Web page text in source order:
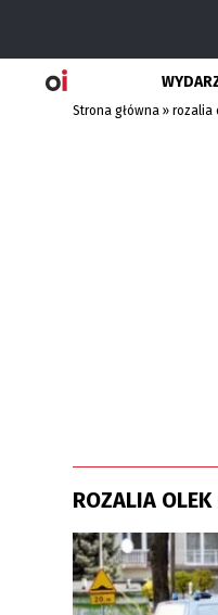
Strona główna »rozalia
ROZALIA OLEK